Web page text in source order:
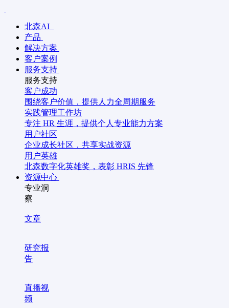
北森AI
产品
解决方案
客户案例
服务支持
服务支持
客户成功
围绕客户价值，提供人力全周期服务
实践管理工作坊
专注 HR 生涯，提供个人专业能力方案
用户社区
企业成长社区，共享实战资源
用户英雄
北森数字化英雄奖，表彰 HRIS 先锋
资源中心
专业洞
察
文章
研究报
告
直播视
频